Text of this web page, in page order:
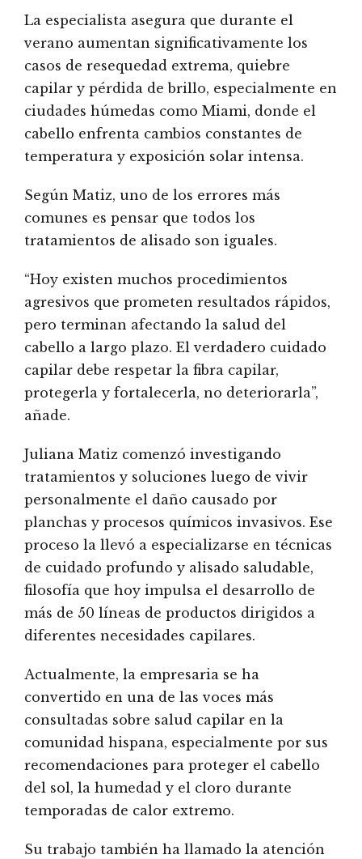
La especialista asegura que durante el
verano aumentan significativamente los
casos de resequedad extrema, quiebre
capilar y pérdida de brillo, especialmente en
ciudades húmedas como Miami, donde el
cabello enfrenta cambios constantes de
temperatura y exposición solar intensa.
Según Matiz, uno de los errores más
comunes es pensar que todos los
tratamientos de alisado son iguales.
“Hoy existen muchos procedimientos
agresivos que prometen resultados rápidos,
pero terminan afectando la salud del
cabello a largo plazo. El verdadero cuidado
capilar debe respetar la fibra capilar,
protegerla y fortalecerla, no deteriorarla”,
añade.
Juliana Matiz comenzó investigando
tratamientos y soluciones luego de vivir
personalmente el daño causado por
planchas y procesos químicos invasivos. Ese
proceso la llevó a especializarse en técnicas
de cuidado profundo y alisado saludable,
filosofía que hoy impulsa el desarrollo de
más de 50 líneas de productos dirigidos a
diferentes necesidades capilares.
Actualmente, la empresaria se ha
convertido en una de las voces más
consultadas sobre salud capilar en la
comunidad hispana, especialmente por sus
recomendaciones para proteger el cabello
del sol, la humedad y el cloro durante
temporadas de calor extremo.
Su trabajo también ha llamado la atención